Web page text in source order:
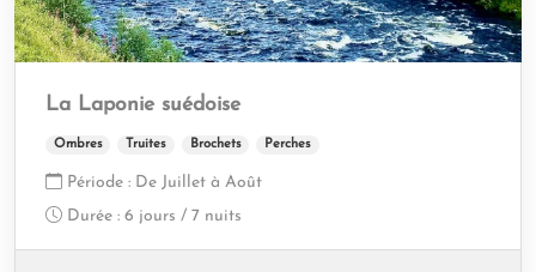
La Laponie suédoise
Ombres Truites Brochets Perches
Période : De Juillet à Août
Durée : 6 jours / 7 nuits